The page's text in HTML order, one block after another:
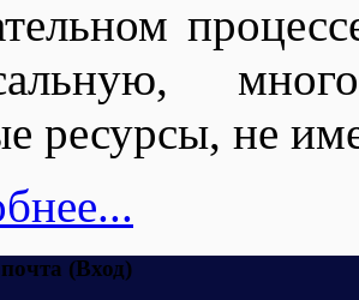
ресурсы, не
(Вход)